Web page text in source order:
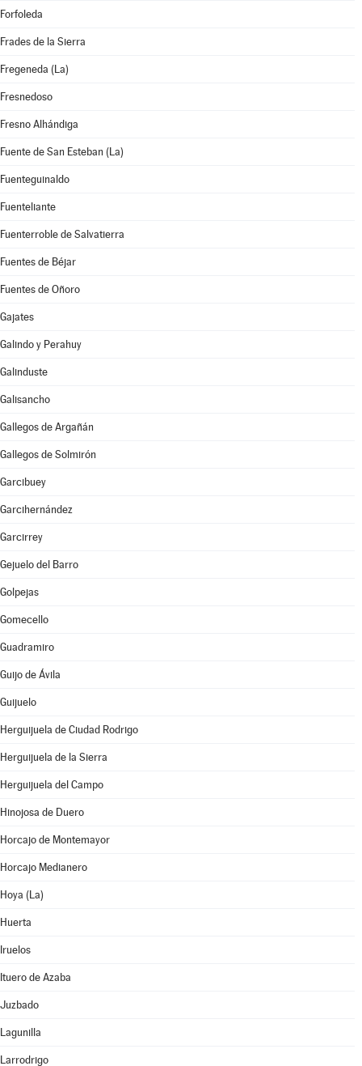
Forfoleda
Frades de la Sierra
Fregeneda (La)
Fresnedoso
Fresno Alhándiga
Fuente de San Esteban (La)
Fuenteguinaldo
Fuenteliante
Fuenterroble de Salvatierra
Fuentes de Béjar
Fuentes de Oñoro
Gajates
Galindo y Perahuy
Galinduste
Galisancho
Gallegos de Argañán
Gallegos de Solmirón
Garcibuey
Garcihernández
Garcirrey
Gejuelo del Barro
Golpejas
Gomecello
Guadramiro
Guijo de Ávila
Guijuelo
Herguijuela de Ciudad Rodrigo
Herguijuela de la Sierra
Herguijuela del Campo
Hinojosa de Duero
Horcajo de Montemayor
Horcajo Medianero
Hoya (La)
Huerta
Iruelos
Ituero de Azaba
Juzbado
Lagunilla
Larrodrigo